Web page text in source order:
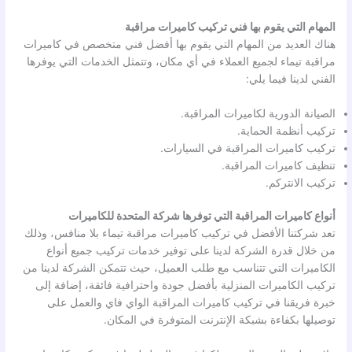
المهام التي يقوم بها فني تركيب كاميرات مراقبة
هناك العديد من المهام التي يقوم بها أفضل فني متخصص في كاميرات
مراقبة تيماء لجميع العملاء في أي مكان، وتتمثل الخدمات التي يوفرها
الفني لدينا فيما يلي:
الصيانة الدورية لكاميرات المراقبة.
تركيب أنظمة الحماية.
تركيب كاميرات المراقبة في السيارات.
تنظيف كاميرات المراقبة.
تركيب الانتركم.
أنواع كاميرات المراقبة التي توفرها شركة المتحدة للكاميرات
تعد شركتنا الأفضل في تركيب كاميرات مراقبة تيماء بلا منافس، وذلك
من خلال قدرة الشركة لدينا على توفير خدمات تركيب جميع أنواع
الكاميرات التي تتناسب مع طلب العميل، حيث تتمكن الشركة لدينا من
تركيب الكاميرات المنزلية بأفضل جودة واحترافية فائقة، إضافة إلى
خبرة فريقنا في تركيب كاميرات المراقبة الواي فاي والعمل على
توصيلها بكفاءة بشبكة الإنترنت المتوفرة في المكان.